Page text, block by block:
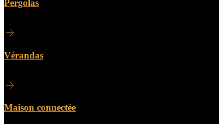
Pergolas
Vérandas
Maison connectée